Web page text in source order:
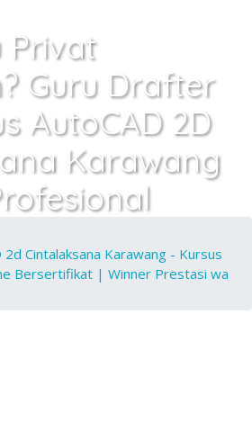
Privat
Guru Drafter
AutoCAD 2D
Karawang
Cintalaksana Karawang - Kursus
Bersertifikat | Winner Prestasi wa